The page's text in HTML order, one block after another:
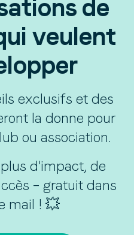
de
veulent
exclusifs et des
la donne pour
ou association.
d'impact, de
– gratuit dans
mail ! 💥